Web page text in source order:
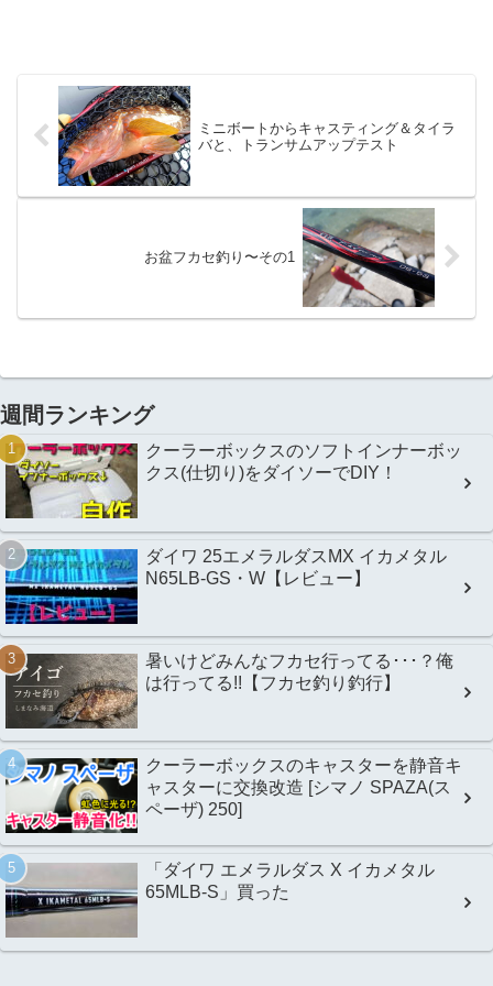
ミニボートからキャスティング＆タイラ
バと、トランサムアップテスト
お盆フカセ釣り〜その1
週間ランキング
クーラーボックスのソフトインナーボッ
クス(仕切り)をダイソーでDIY！
ダイワ 25エメラルダスMX イカメタル
N65LB-GS・W【レビュー】
暑いけどみんなフカセ行ってる･･･？俺
は行ってる!!【フカセ釣り釣行】
クーラーボックスのキャスターを静音キ
ャスターに交換改造 [シマノ SPAZA(ス
ペーザ) 250]
「ダイワ エメラルダス X イカメタル
65MLB-S」買った